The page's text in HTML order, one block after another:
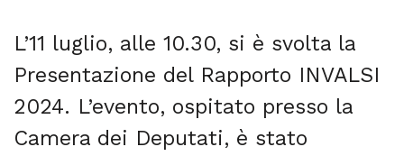
L’11 luglio, alle 10.30, si è svolta la
Presentazione del Rapporto INVALSI
2024. L’evento, ospitato presso la
Camera dei Deputati, è stato